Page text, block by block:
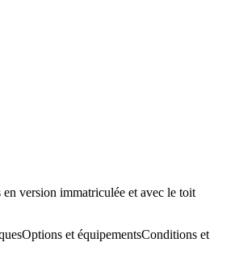
en version immatriculée et avec le toit
Options et équipementsConditions et